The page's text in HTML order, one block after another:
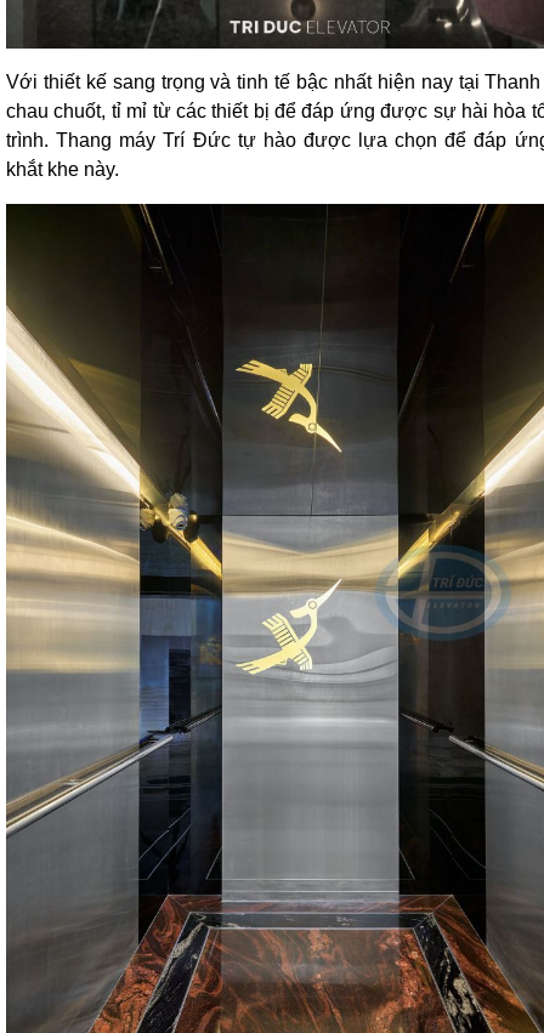
Với thiết kế sang trọng và tinh tế bậc nhất hiện nay tại
chau chuốt, tỉ mỉ từ các thiết bị để đáp ứng được sự hài hòa
trình. Thang máy Trí Đức tự hào được lựa chọn để đáp
khắt khe này.